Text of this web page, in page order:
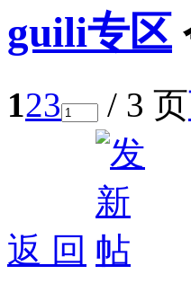
guili专区
123 / 3 页
返 回